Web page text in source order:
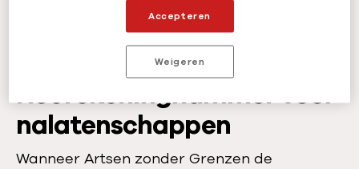
Naar de website van Goede Doelen
Het rekeningnummer voor
nalatenschappen
Wanneer Artsen zonder Grenzen de
Weigeren
Accepteren